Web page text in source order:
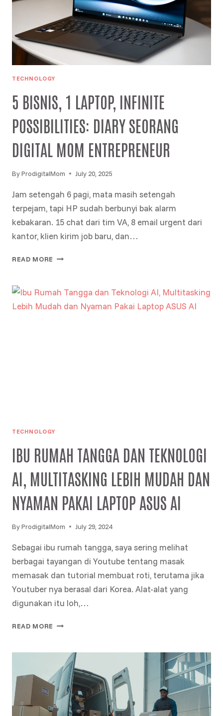
TECHNOLOGY
5 BISNIS, 1 LAPTOP, INFINITE
POSSIBILITIES: DIARY SEORANG
DIGITAL MOM ENTREPRENEUR
ByProdigitalMom July 20, 2025
Jam setengah 6 pagi, mata masih setengah
terpejam, tapi HP sudah berbunyi bak alarm
kebakaran. 15 chat dari tim VA, 8 email urgent dari
kantor, klien kirim job baru, dan…
READ MORE
LAPTOP,
INFINITE
POSSIBILITIES:
TECHNOLOGY
IBU RUMAH TANGGA DAN TEKNOLOGI
AI, MULTITASKING LEBIH MUDAH DAN
NYAMAN PAKAI LAPTOP ASUS AI
ByProdigitalMom July 29, 2024
Sebagai ibu rumah tangga, saya sering melihat
berbagai tayangan di Youtube tentang masak
memasak dan tutorial membuat roti, terutama jika
Youtuber nya berasal dari Korea. Alat-alat yang
digunakan itu loh,…
READ MORE IBU
DAN
TEKNOLOGI
AI,
MULTITASKING
LEBIH